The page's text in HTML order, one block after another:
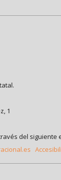
1
del siguiente